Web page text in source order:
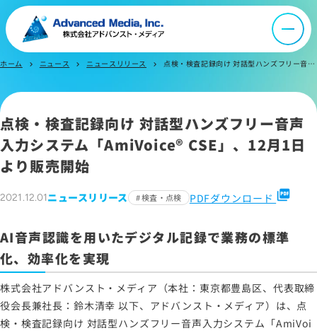
サイトマップ
サイトのご利用について
ソーシャルメディアポリシー
情報セキュリティポリシー
労働者派遣事業に関わる情報
メールマガジン
ホーム chevron_right ニュース chevron_right ニュースリリース chevron_right 点検・検査記録向け 対話型ハンズフリー音声入力システム「AmiVoice® CSE」、12月1日より販売開始
点検・検査記録向け 対話型ハンズフリー音声
入力システム「AmiVoice® CSE」、12月1日
より販売開始
2021.12.01ニュースリリース 検査・点検 PDFダウンロード picture_as_pdf
AI音声認識を用いたデジタル記録で業務の標準
化、効率化を実現
株式会社アドバンスト・メディア（本社：東京都豊島区、代表取締
役会長兼社長：鈴木清幸 以下、アドバンスト・メディア）は、点
検・検査記録向け 対話型ハンズフリー音声入力システム「AmiVoi